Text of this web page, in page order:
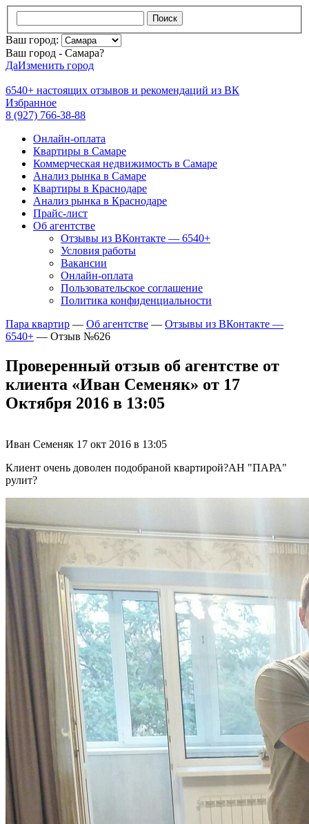
Поиск
Ваш город:
Ваш город - Самара?
ДаИзменить город
6540+ настоящих отзывов и рекомендаций из ВК
Избранное
8 (927) 766-38-88
Онлайн-оплата
Квартиры в Самаре
Коммерческая недвижимость в Самаре
Анализ рынка в Самаре
Квартиры в Краснодаре
Анализ рынка в Краснодаре
Прайс-лист
Об агентстве
Отзывы из ВКонтакте — 6540+
Условия работы
Вакансии
Онлайн-оплата
Пользовательское соглашение
Политика конфиденциальности
Пара квартир — Об агентстве — Отзывы из ВКонтакте —
6540+ — Отзыв №626
Проверенный отзыв об агентстве от
клиента «Иван Семеняк» от 17
Октября 2016 в 13:05
Иван Семеняк 17 окт 2016 в 13:05
Клиент очень доволен подобраной квартирой?АН "ПАРА"
рулит?